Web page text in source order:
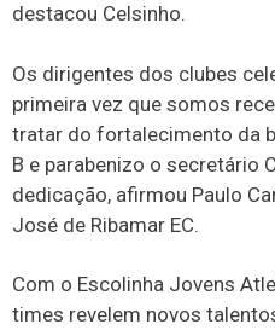
destacou Celsinho.
Os dirigentes dos clubes
primeira vez que somos
tratar do fortalecimento da
B e parabenizo o secretário
dedicação, afirmou Paulo
José de Ribamar EC.
Com o Escolinha Jovens
times revelem novos